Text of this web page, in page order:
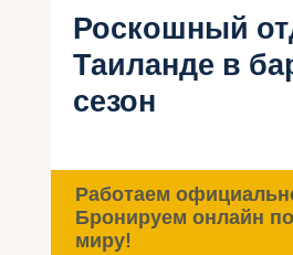
Горящие туры
Типы Туров
Страны
Инфо
Блог
Роскошный
Таиланде в
сезон
Работаем
Бронируем онлайн
миру!